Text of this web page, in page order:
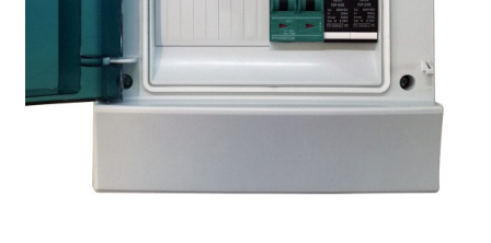
Sample Page
Shop